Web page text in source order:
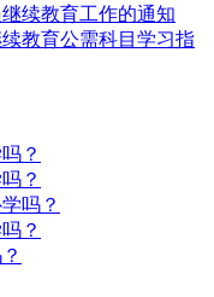
续教育工作的通知
教育公需科目学习指
？
？
吗？
？